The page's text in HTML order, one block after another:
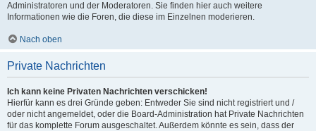
Administratoren und der Moderatoren. Sie finden hier auch weitere
Informationen wie die Foren, die diese im Einzelnen moderieren.
Nach oben
Private Nachrichten
Ich kann keine Privaten Nachrichten verschicken!
Hierfür kann es drei Gründe geben: Entweder Sie sind nicht registriert und /
oder nicht angemeldet, oder die Board-Administration hat Private Nachrichten
für das komplette Forum ausgeschaltet. Außerdem könnte es sein, dass der